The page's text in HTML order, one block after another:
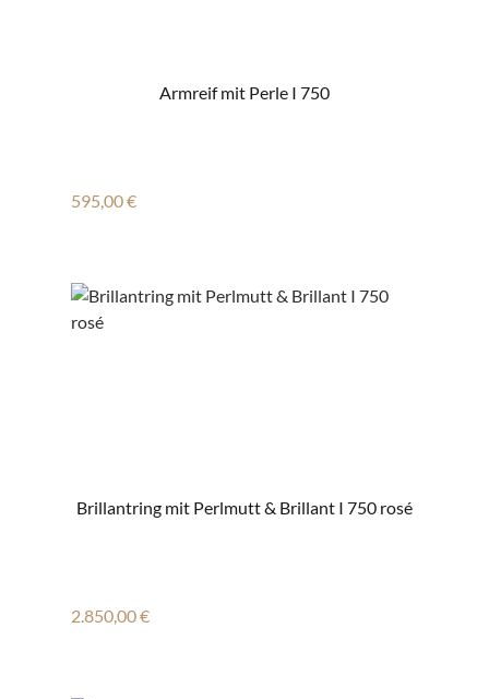
Armreif mit Perle I 750
Regulärer Preis:
595,00 €
Brillantring mit Perlmutt & Brillant I 750 rosé
Regulärer Preis:
2.850,00 €